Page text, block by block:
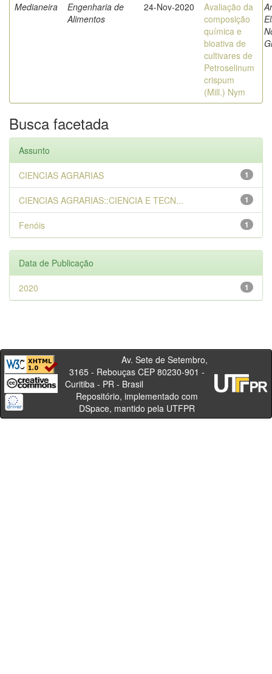
Medianeira
Engenharia de
Alimentos
24-Nov-2020
Avaliação da
composição
química e
bioativa de
cultivares de
Petroselinum
crispum
(Mill.) Nym
Busca facetada
Assunto
1
CIENCIAS AGRARIAS
1
CIENCIAS AGRARIAS::CIENCIA E TECN...
1
Fenóis
Data de Publicação
1
2020
Av. Sete de Setembro,
3165 - Rebouças CEP 80230-901 -
Curitiba - PR - Brasil
Repositório, implementado com
DSpace, mantido pela UTFPR